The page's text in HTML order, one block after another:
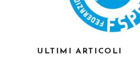
ULTIMI ARTICOLI